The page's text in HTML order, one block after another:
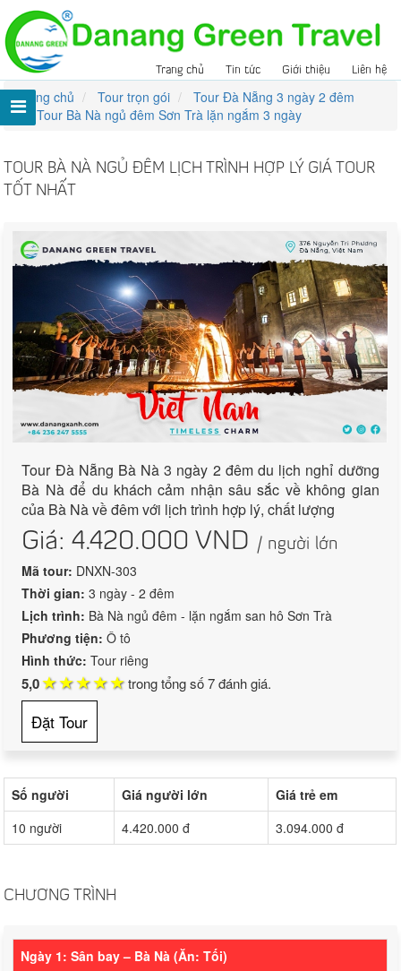
Trang chủ Tin tức Giới thiệu Liên hệ
Trang chủ Tour trọn gói
Tour Đà Nẵng 3 ngày 2 đêm
Tour Bà Nà ngủ đêm Sơn Trà lặn ngắm 3 ngày
TOUR BÀ NÀ NGỦ ĐÊM LỊCH TRÌNH HỢP LÝ GIÁ TOUR
TỐT NHẤT
Tour Đà Nẵng Bà Nà 3 ngày 2 đêm du lịch nghỉ dưỡng
Bà Nà để du khách cảm nhận sâu sắc về không gian
của Bà Nà về đêm với lịch trình hợp lý, chất lượng
Giá:4.420.000 VND / người lớn
Mã tour: DNXN-303
Thời gian:3 ngày - 2 đêm
Lịch trình: Bà Nà ngủ đêm - lặn ngắm san hô Sơn Trà
Phương tiện:Ô tô
Hình thức:Tour riêng
5,0 trong tổng số7đánh giá.
Đặt Tour
Số người Giá người lớn
Giá trẻ em
10 người
4.420.000 đ 3.094.000 đ
CHƯƠNG TRÌNH
Ngày 1: Sân bay – Bà Nà (Ăn: Tối)